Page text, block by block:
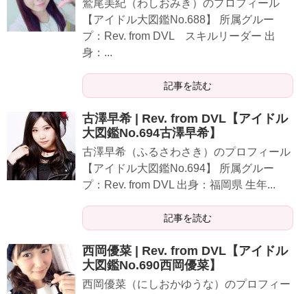
鷲尾美紀（わしおみき）のプロフィール
【アイドル大図鑑No.688】 所属グルー
プ：Rev. from DVL スキルリーダー 出
身：...
記事を読む
古澤早希 | Rev. from DVL【アイドル
大図鑑No.694古澤早希】
古澤早希（ふるさわさき）のプロフィール
【アイドル大図鑑No.694】 所属グルー
プ：Rev. from DVL 出身：福岡県 生年...
記事を読む
西岡優菜 | Rev. from DVL【アイドル
大図鑑No.690西岡優菜】
西岡優菜（にしおかゆうな）のプロフィー